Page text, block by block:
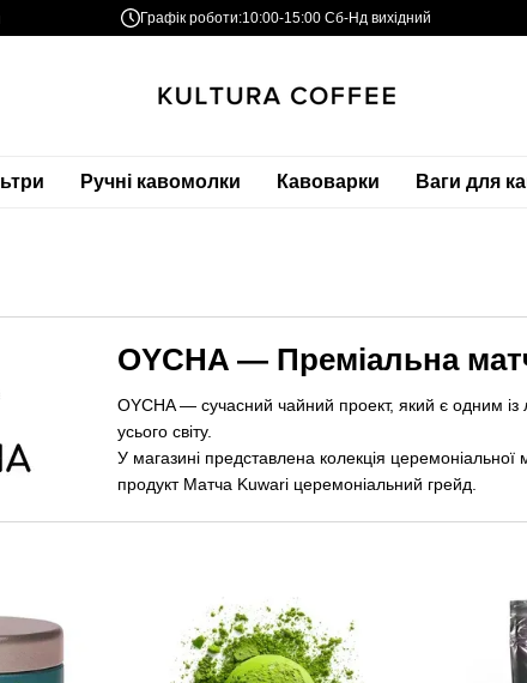
Графік роботи:10:00-15:00 Сб-Нд вихідний
Ручні кавомолки Кавоварки Ваги для
OYCHA — Преміальна
OYCHA — сучасний чайний проект, який є одним із
усього світу.
У магазині представлена колекція
продукт Матча Kuwari церемоніальний грейд.